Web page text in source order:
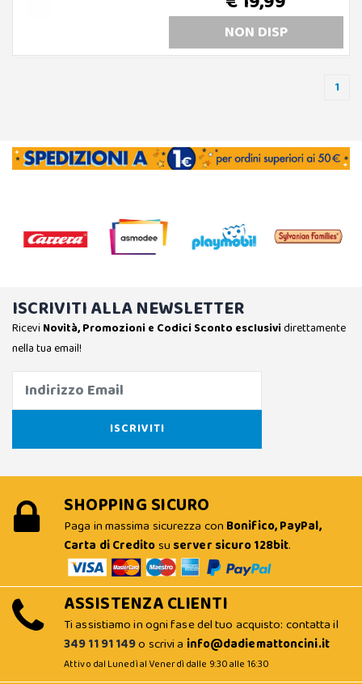
NON DISP
1
ISCRIVITI ALLA NEWSLETTER
Ricevi Novità, Promozioni e Codici Sconto esclusividirettamente
nella tua email!
SHOPPING SICURO
Paga in massima sicurezza con Bonifico, PayPal,
Carta di Creditosu server sicuro 128bit.
ASSISTENZA CLIENTI
Ti assistiamo in ogni fase del tuo acquisto: contatta il
349 11 91 149o scrivi a info@dadiemattoncini.it
Attivo dal Lunedì al Venerdì dalle 9:30 alle 16:30